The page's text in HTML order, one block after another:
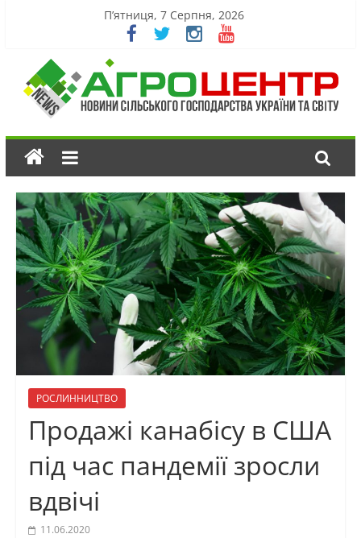
П’ятниця, 7 Серпня, 2026
РОСЛИННИЦТВО
Продажі канабісу в США
під час пандемії зросли
вдвічі
11.06.2020